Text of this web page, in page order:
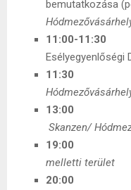
bemutatkozása
11:00-11:30
Esélyegyenlőségi
11:30 Roma
13:00 Seres
Skanzen/
melletti terület
20:00